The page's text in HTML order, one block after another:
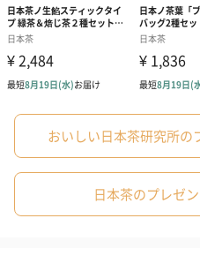
おいしい日本茶研究所の
日本茶のプレゼ